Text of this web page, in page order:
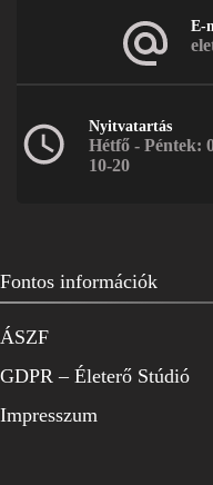
E-
Nyitvatartás
Hétfő - Péntek:
10-20
Fontos információk
ÁSZF
GDPR – Életerő Stúdió
Impresszum